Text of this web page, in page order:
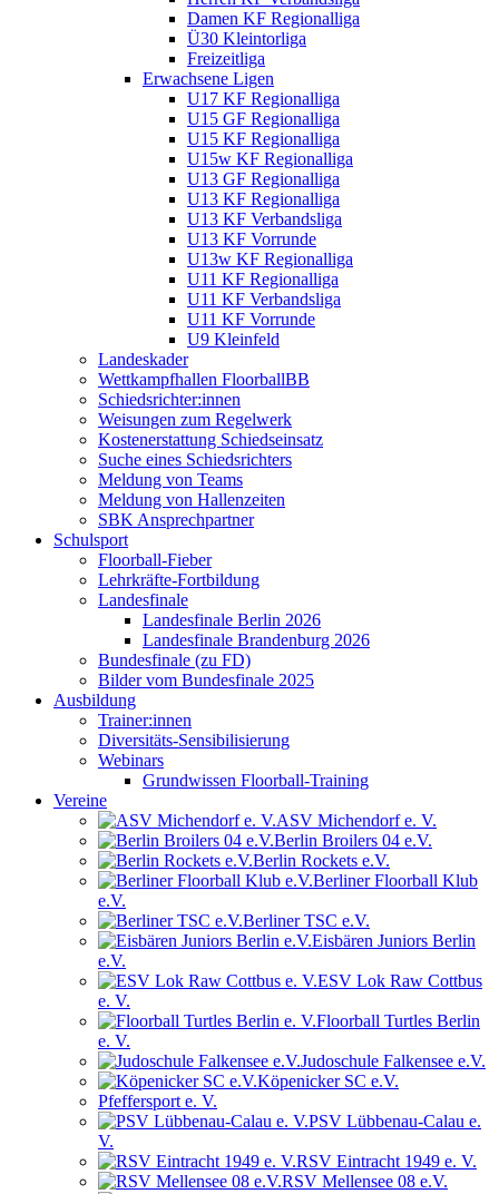
Damen KF Regionalliga
Ü30 Kleintorliga
Freizeitliga
Erwachsene Ligen
U17 KF Regionalliga
U15 GF Regionalliga
U15 KF Regionalliga
U15w KF Regionalliga
U13 GF Regionalliga
U13 KF Regionalliga
U13 KF Verbandsliga
U13 KF Vorrunde
U13w KF Regionalliga
U11 KF Regionalliga
U11 KF Verbandsliga
U11 KF Vorrunde
U9 Kleinfeld
Landeskader
Wettkampfhallen FloorballBB
Schiedsrichter:innen
Weisungen zum Regelwerk
Kostenerstattung Schiedseinsatz
Suche eines Schiedsrichters
Meldung von Teams
Meldung von Hallenzeiten
SBK Ansprechpartner
Schulsport
Floorball-Fieber
Lehrkräfte-Fortbildung
Landesfinale
Landesfinale Berlin 2026
Landesfinale Brandenburg 2026
Bundesfinale (zu FD)
Bilder vom Bundesfinale 2025
Ausbildung
Trainer:innen
Diversitäts-Sensibilisierung
Webinars
Grundwissen Floorball-Training
Vereine
ASV Michendorf e. V.
Berlin Broilers 04 e.V.
Berlin Rockets e.V.
Berliner Floorball Klub
e.V.
Berliner TSC e.V.
Eisbären Juniors Berlin
e.V.
ESV Lok Raw Cottbus
e. V.
Floorball Turtles Berlin
e. V.
Judoschule Falkensee e.V.
Köpenicker SC e.V.
Pfeffersport e. V.
PSV Lübbenau-Calau e.
V.
RSV Eintracht 1949 e. V.
RSV Mellensee 08 e.V.